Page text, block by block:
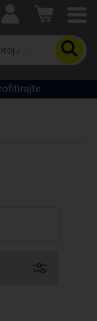
proizvoda i